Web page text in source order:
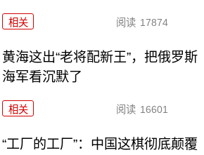
相关 阅读 17874
黄海这出“老将配新王”，把俄罗斯
海军看沉默了
相关 阅读 16601
“工厂的工厂”：中国这棋彻底颠覆